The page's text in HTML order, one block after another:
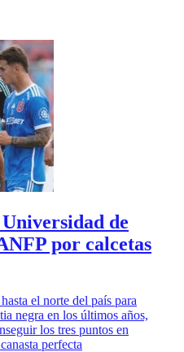
de
por calcetas
el norte del país para
negra en los últimos años,
los tres puntos en
perfecta